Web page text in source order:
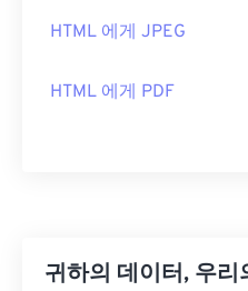
HTML 에게 JPEG
HTML 에게 PDF
귀하의 데이터, 우리